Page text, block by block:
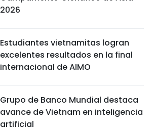
2026
Estudiantes vietnamitas logran
excelentes resultados en la final
internacional de AIMO
Grupo de Banco Mundial destaca
avance de Vietnam en inteligencia
artificial